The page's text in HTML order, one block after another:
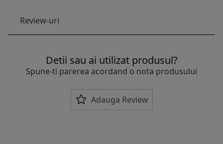
Review-uri
Detii sau ai utilizat produsul?
Spune-ti parerea acordand o nota produsului
Adauga Review